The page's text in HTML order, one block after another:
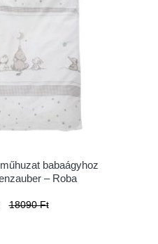
babaágyhoz
– Roba
18090 Ft